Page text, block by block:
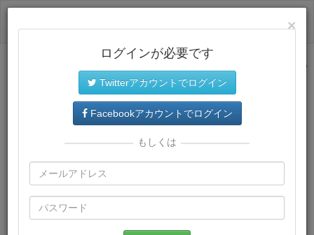
サイトトップに戻る
プレミアム会員では、教材がダウンロードでき、快適な動画
再生環境が提供されます。
×
ログインが必要です
Twitterアカウントでログイン
Facebookアカウントでログイン
もしくは